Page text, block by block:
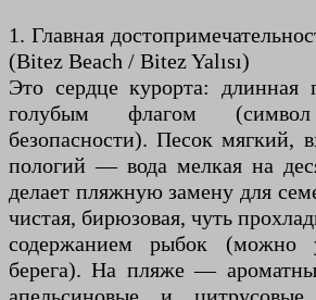
1. Главная
(Bitez Beach / Bitez Yalısı)
Это сердце курорта: длинная
голубым флагом
безопасности). Песок мягкий,
пологий — вода мелкая на
делает пляжную замену для
чистая, бирюзовая, чуть
содержанием рыбок (можно
берега). На пляже —